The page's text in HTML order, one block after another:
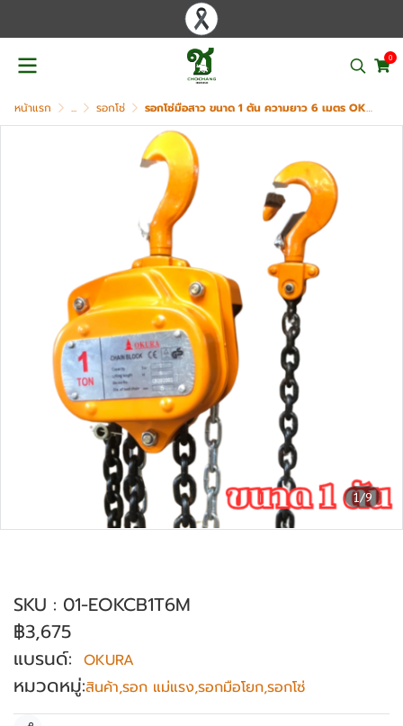
0
หน้าแรก ... รอกโซ่ รอกโซ่มือสาว ขนาด 1 ตัน ความยาว 6 เมตร OKURA
1/9
SKU : 01-EOKCB1T6M
฿3,675
แบรนด์: OKURA
หมวดหมู่:สินค้า,รอก แม่แรง,รอกมือโยก,รอกโซ่